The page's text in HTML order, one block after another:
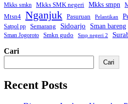
Mkks smkn
Mkks SMK negeri Mkks smpn
Mtsn4 Nganjuk Pasuruan Pelantikan
Satpol pp Semarang Sidoarjo Sman bareng
Sman Jogoroto
Smkn gudo Smp negeri 2
Cari
Cari
Recent Posts